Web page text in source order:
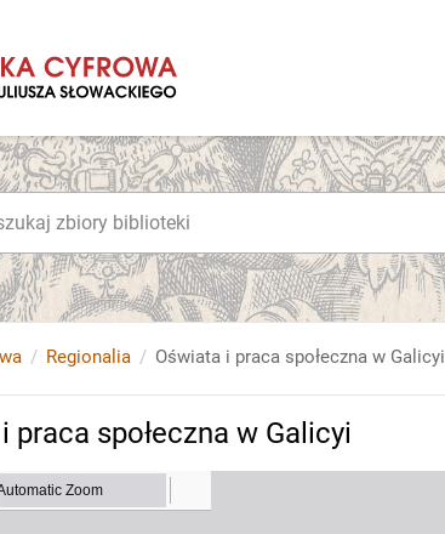
Regionalia Oświata i praca społeczna w Galicyi
praca społeczna w Galicyi